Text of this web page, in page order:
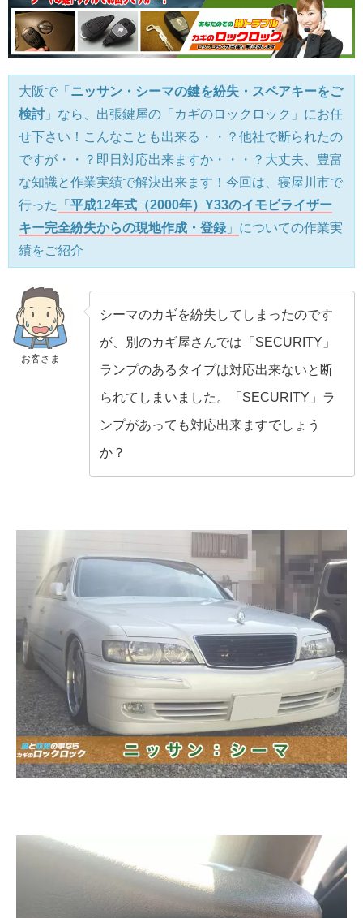
大阪で「 ニッサン・シーマの鍵を紛失・スペアキーをご
検討 」なら、出張鍵屋の「カギのロックロック」にお任
せ下さい！こんなことも出来る・・？他社で断られたの
ですが・・？即日対応出来ますか・・・？大丈夫、豊富
な知識と作業実績で解決出来ます！今回は、寝屋川市で
行った
「 平成12年式（2000年）Y33のイモビライザー
キー完全紛失からの現地作成・登録 」 についての作業実
績をご紹介
お客さま
シーマのカギを紛失してしまったのです
が、別のカギ屋さんでは「SECURITY」
ランプのあるタイプは対応出来ないと断
られてしまいました。「SECURITY」ラ
ンプがあっても対応出来ますでしょう
か？